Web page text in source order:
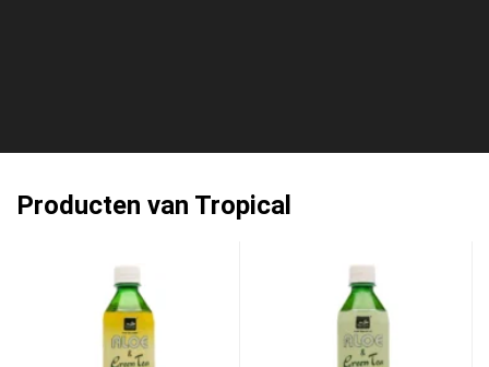
Producten van Tropical